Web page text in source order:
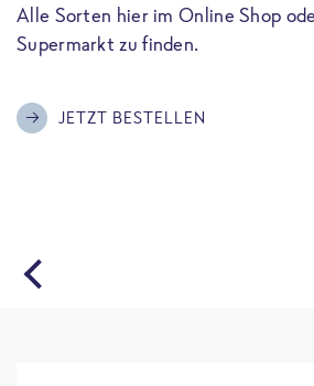
Alle Sorten hier im Online Shop
Supermarkt zu finden.
JETZT BESTELLEN